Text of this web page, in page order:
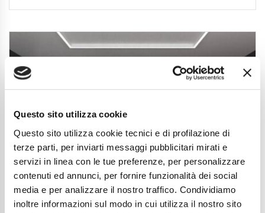
Questo sito utilizza cookie
Questo sito utilizza cookie tecnici e di profilazione di
terze parti, per inviarti messaggi pubblicitari mirati e
servizi in linea con le tue preferenze, per personalizzare
contenuti ed annunci, per fornire funzionalità dei social
media e per analizzare il nostro traffico. Condividiamo
inoltre informazioni sul modo in cui utilizza il nostro sito